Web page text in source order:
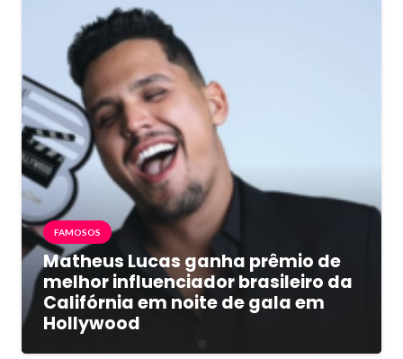
FAMOSOS
Matheus Lucas ganha prêmio de
melhor influenciador brasileiro da
Califórnia em noite de gala em
Hollywood